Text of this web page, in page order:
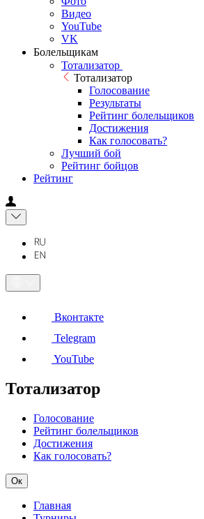
Видео
YouTube
VK
Болельщикам
Тотализатор
Тотализатор
Голосование
Результаты
Рейтинг болельщиков
Достижения
Как голосовать?
Лучший бой
Рейтинг бойцов
Рейтинг
Вконтакте
Telegram
YouTube
Тотализатор
Голосование
Рейтинг болельщиков
Достижения
Как голосовать?
Ок
Главная